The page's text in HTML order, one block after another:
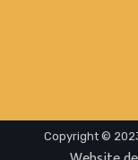
Copyright ©